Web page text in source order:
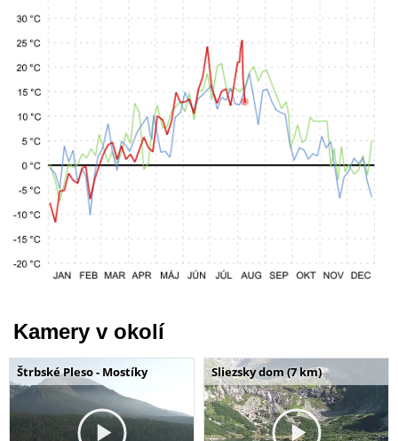
Kamery v okolí
Štrbské Pleso - Mostíky Sliezsky dom (7 km)